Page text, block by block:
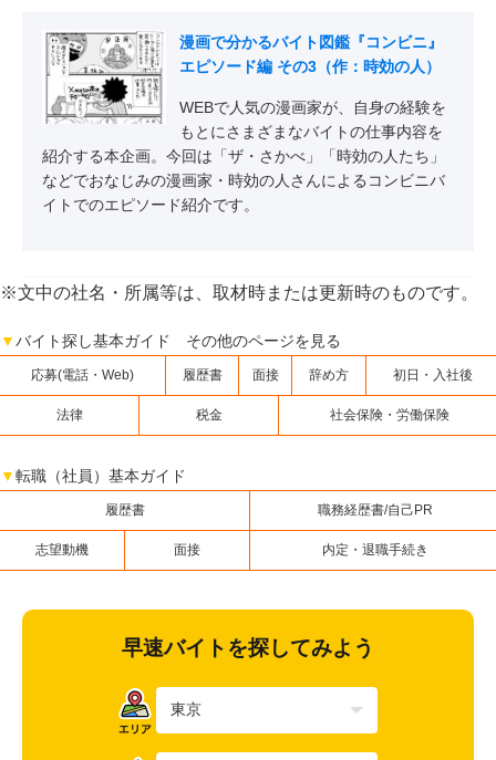
漫画で分かるバイト図鑑『コンビニ』
エピソード編 その3（作：時効の人）
WEBで人気の漫画家が、自身の経験を
もとにさまざまなバイトの仕事内容を
紹介する本企画。今回は「ザ・さかべ」「時効の人たち」
などでおなじみの漫画家・時効の人さんによるコンビニバ
イトでのエピソード紹介です。
※文中の社名・所属等は、取材時または更新時のものです。
▼バイト探し基本ガイド その他のページを見る
応募(電話・Web) 履歴書 面接 辞め方 初日・入社後
法律 税金 社会保険・労働保険
▼転職（社員）基本ガイド
履歴書 職務経歴書/自己PR
志望動機 面接 内定・退職手続き
早速バイトを探してみよう